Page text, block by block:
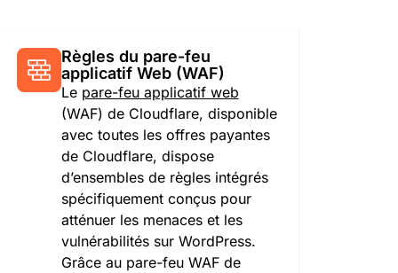
Règles du pare-feu
applicatif Web (WAF)
Le pare-feu applicatif web
(WAF) de Cloudflare, disponible
avec toutes les offres payantes
de Cloudflare, dispose
d’ensembles de règles intégrés
spécifiquement conçus pour
atténuer les menaces et les
vulnérabilités sur WordPress.
Grâce au pare-feu WAF de